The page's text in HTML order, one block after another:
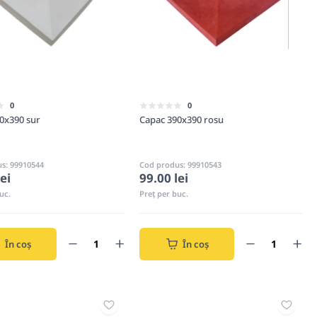
0
sur
99910544
În coș
0
Capac 390x390 rosu
Cod produs: 99910543
99.00 lei
Preț per buc.
În coș